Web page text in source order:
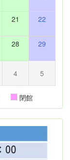
21 22
28 29
4 5
閉館